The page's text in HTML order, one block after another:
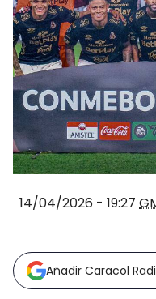
14/04/2026 - 19:27
Añadir Caracol